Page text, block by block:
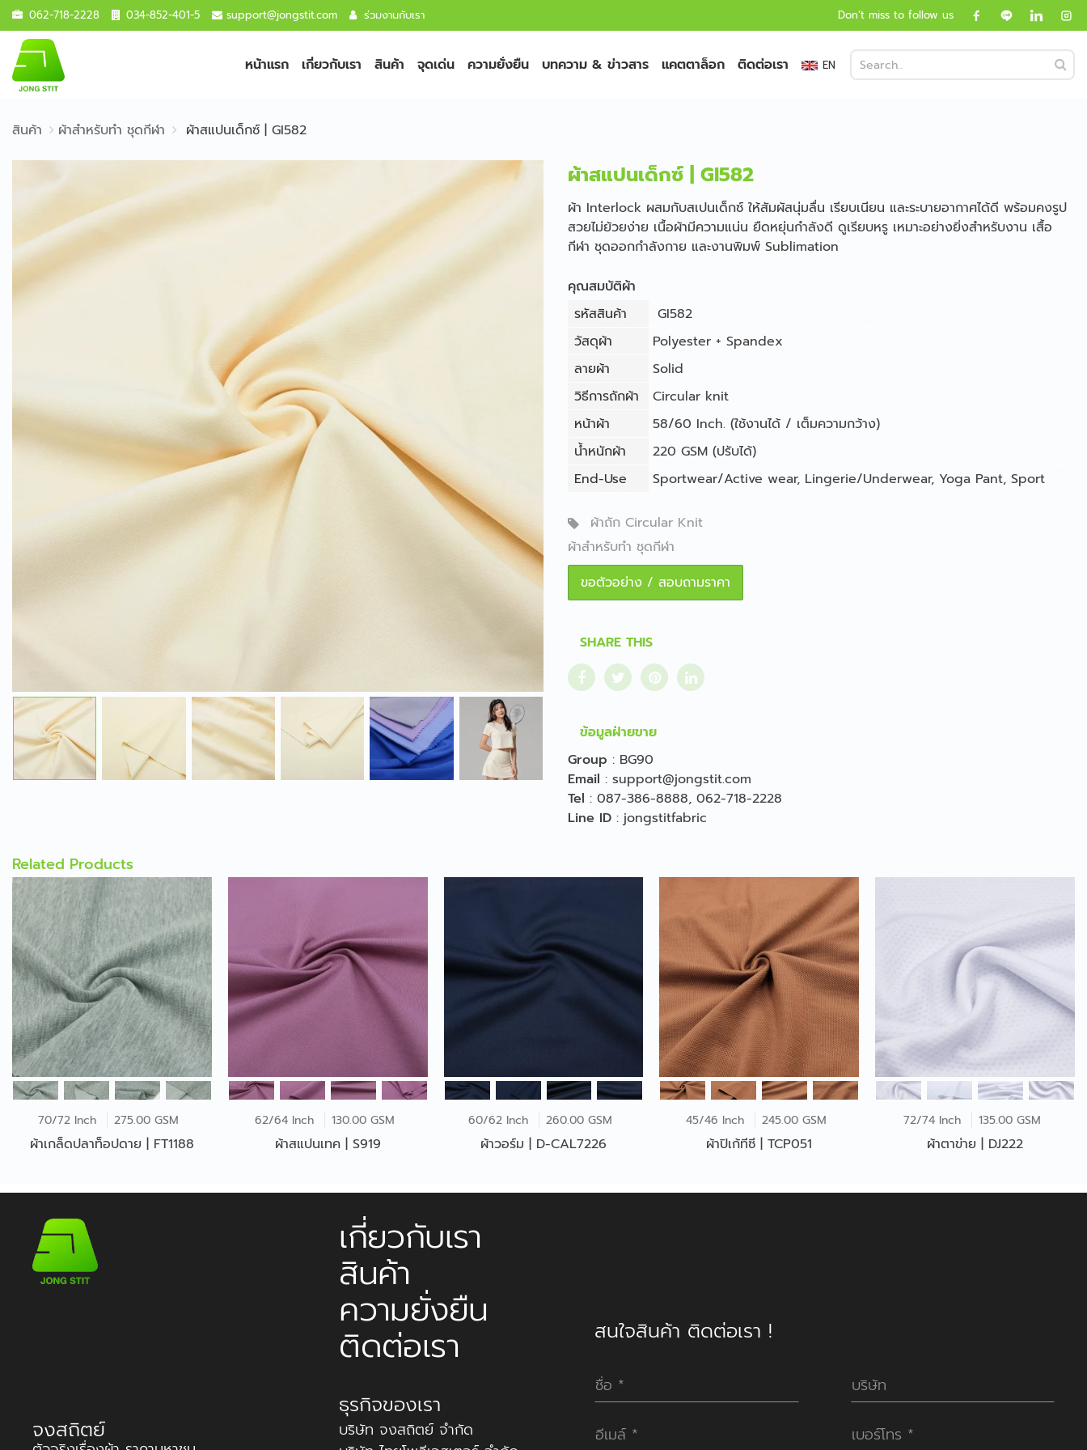
062-718-2228 034-852-401-5 support@jongstit.com ร่วมงานกับเรา Don’t miss to follow us
หน้าแรก เกี่ยวกับเรา สินค้า จุดเด่น ความยั่งยืน บทความ & ข่าวสาร แคตตาล็อก ติดต่อเรา EN
สินค้า ผ้าสำหรับทำ ชุดกีฬา ผ้าสแปนเด็กซ์ | GI582
ผ้าสแปนเด็กซ์ | GI582
ผ้า Interlock ผสมกับสเปนเด็กซ์ ให้สัมผัสนุ่มลื่น เรียบเนียน และระบายอากาศได้ดี พร้อมคงรูป
สวยไม่ย้วยง่าย เนื้อผ้ามีความแน่น ยืดหยุ่นกำลังดี ดูเรียบหรู เหมาะอย่างยิ่งสำหรับงาน เสื้อ
กีฬา ชุดออกกำลังกาย และงานพิมพ์ Sublimation
คุณสมบัติผ้า
รหัสสินค้า
GI582
วัสดุผ้า
Polyester + Spandex
ลายผ้า
Solid
วิธีการถักผ้า
Circular knit
หน้าผ้า
58/60 Inch. (ใช้งานได้ / เต็มความกว้าง)
น้ำหนักผ้า
220 GSM (ปรับได้)
End-Use
Sportwear/Active wear, Lingerie/Underwear, Yoga Pant, Sport
ผ้าถัก Circular Knit
ผ้าสำหรับทำ ชุดกีฬา
ขอตัวอย่าง / สอบถามราคา
SHARE THIS
ข้อมูลฝ่ายขาย
Group : BG90
Email : support@jongstit.com
Tel : 087-386-8888, 062-718-2228
Line ID : jongstitfabric
Related Products
70/72 Inch 275.00 GSM
ผ้าเกล็ดปลาท็อปดาย | FT1188
62/64 Inch 130.00 GSM
ผ้าสแปนเทค | S919
60/62 Inch 260.00 GSM
ผ้าวอร์ม | D-CAL7226
45/46 Inch 245.00 GSM
ผ้าปิเก้ทีซี | TCP051
72/74 Inch 135.00 GSM
ผ้าตาข่าย | DJ222
จงสถิตย์
เกี่ยวกับเรา
สินค้า
ความยั่งยืน
ติดต่อเรา
ธุรกิจของเรา
บริษัท จงสถิตย์ จำกัด
สนใจสินค้า ติดต่อเรา !